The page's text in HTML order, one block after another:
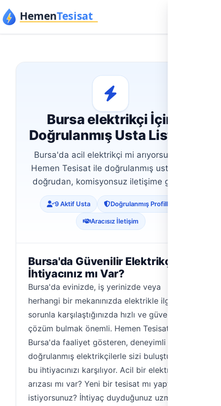
İçeriğe geç
Bursa elektrikçi İçin
Doğrulanmış Usta Listesi
Bursa'da acil elektrikçi mi arıyorsunuz?
Hemen Tesisat ile doğrulanmış ustalarla
doğrudan, komisyonsuz iletişime geçin.
9 Aktif Usta Doğrulanmış Profiller
Aracısız İletişim
Bursa'da Güvenilir Elektrikçi
İhtiyacınız mı Var?
Bursa'da evinizde, iş yerinizde veya
herhangi bir mekanınızda elektrikle ilgili bir
sorunla karşılaştığınızda hızlı ve güvenilir bir
çözüm bulmak önemli. Hemen Tesisat,
Bursa'da faaliyet gösteren, deneyimli ve
doğrulanmış elektrikçilerle sizi buluşturarak
bu ihtiyacınızı karşılıyor. Acil bir elektrik
arızası mı var? Yeni bir tesisat mı yaptırmak
istiyorsunuz? İhtiyaç duyduğunuz uzman